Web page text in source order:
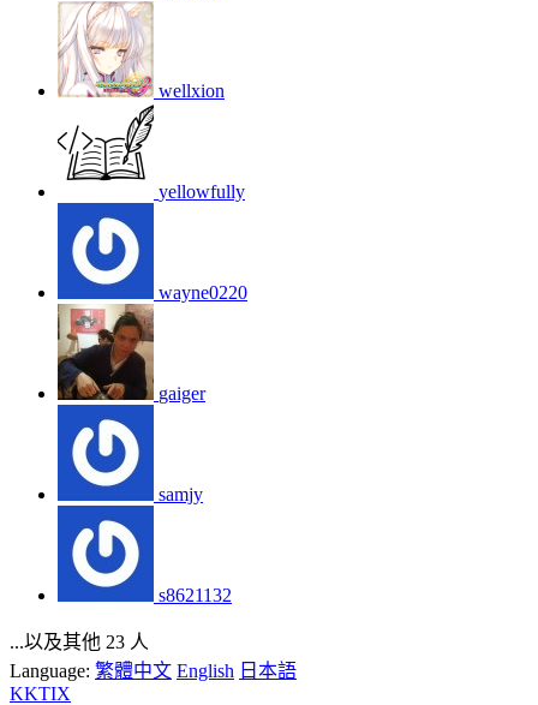
wellxion
yellowfully
wayne0220
gaiger
samjy
s8621132
...以及其他 23 人
Language: 繁體中文 English 日本語
KKTIX